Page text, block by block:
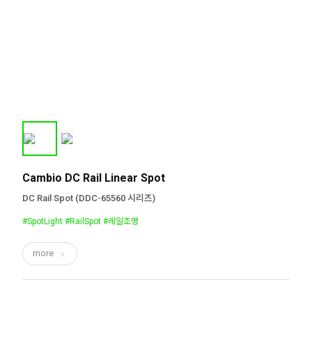
Cambio DC Rail Linear Spot
DC Rail Spot (DDC-65560 시리즈)
#SpotLight #RailSpot #레일조명
more